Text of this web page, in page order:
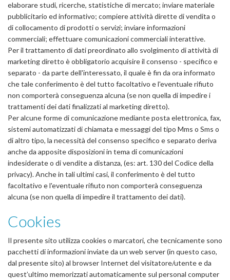
elaborare studi, ricerche, statistiche di mercato; inviare materiale
pubblicitario ed informativo; compiere attività dirette di vendita o
di collocamento di prodotti o servizi; inviare informazioni
commerciali; effettuare comunicazioni commerciali interattive.
Per il trattamento di dati preordinato allo svolgimento di attività di
marketing diretto è obbligatorio acquisire il consenso - specifico e
separato - da parte dell'interessato, il quale è fin da ora informato
che tale conferimento è del tutto facoltativo e l'eventuale rifiuto
non comporterà conseguenza alcuna (se non quella di impedire i
trattamenti dei dati finalizzati al marketing diretto).
Per alcune forme di comunicazione mediante posta elettronica, fax,
sistemi automatizzati di chiamata e messaggi del tipo Mms o Sms o
di altro tipo, la necessità del consenso specifico e separato deriva
anche da apposite disposizioni in tema di comunicazioni
indesiderate o di vendite a distanza, (es: art. 130 del Codice della
privacy). Anche in tali ultimi casi, il conferimento è del tutto
facoltativo e l'eventuale rifiuto non comporterà conseguenza
alcuna (se non quella di impedire il trattamento dei dati).
Cookies
Il presente sito utilizza cookies o marcatori, che tecnicamente sono
pacchetti di informazioni inviate da un web server (in questo caso,
dal presente sito) al browser Internet del visitatore/utente e da
quest’ultimo memorizzati automaticamente sul personal computer